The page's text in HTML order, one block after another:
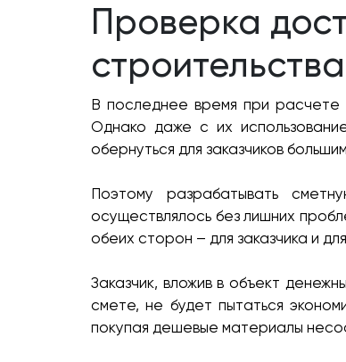
Проверка
строительства
В последнее время при расчете
Однако даже с их
обернуться для заказчиков
Поэтому разрабатывать
осуществлялось без лишних
обеих сторон – для заказчика и
Заказчик, вложив в объект
смете, не будет пытаться
покупая дешевые материалы